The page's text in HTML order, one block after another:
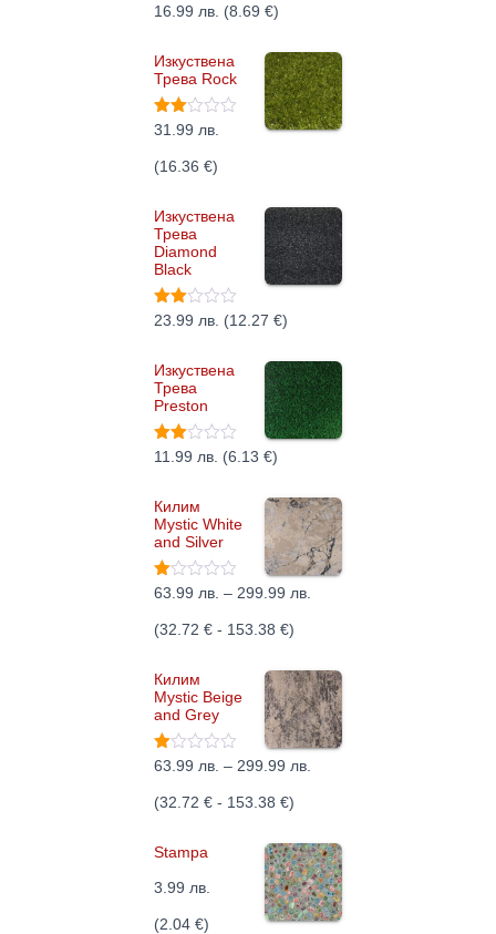
Оцене
от 5
16.99 лв. (8.69 €)
Изкуствена
Трева Rock
Оцен
2.38
от 5
31.99 лв.
(16.36 €)
Изкуствена
Трева
Diamond
Black
Оцен
от 5
23.99 лв. (12.27 €)
Изкуствена
Трева
Preston
Оце
2.00
от 5
11.99 лв. (6.13 €)
Килим
Mystic White
and Silver
Оце
с
1.93
63.99 лв. – 299.99 лв.
c
e
n
g
e
(32.72 € - 153.38 €)
Килим
Mystic Beige
and Grey
Оц
но
с
от
63.99 лв. – 299.99 лв.
c
e
(32.72 € - 153.38 €)
Stampa
3.99 лв.
(2.04 €)